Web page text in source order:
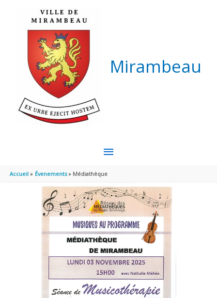
Mirambeau
MENU
PRINCIPAL
Accueil Évenements Médiathèque